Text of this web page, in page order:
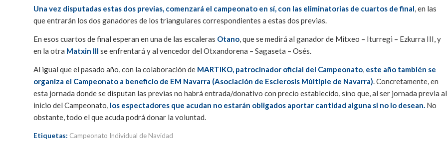
Una vez disputadas estas dos previas, comenzará el campeonato en sí, con las eliminatorias de cuartos de final, en las
que entrarán los dos ganadores de los triangulares correspondientes a estas dos previas.
En esos cuartos de final esperan en una de las escaleras Otano, que se medirá al ganador de Mitxeo – Iturregi – Ezkurra III, y
en la otra Matxin III se enfrentará y al vencedor del Otxandorena – Sagaseta – Osés.
Al igual que el pasado año, con la colaboración de MARTIKO, patrocinador oficial del Campeonato este año también se
organiza el Campeonato a beneficio de EM Navarra (Asociación de Esclerosis Múltiple de Navarra) . Concretamente, en
esta jornada donde se disputan las previas no habrá entrada/donativo con precio establecido, sino que, al ser jornada previa al
inicio del Campeonato, los espectadores que acudan no estarán obligados aportar cantidad alguna si no lo desean. No
obstante, todo el que acuda podrá donar la voluntad.
Etiquetas: Campeonato Individual de Navidad